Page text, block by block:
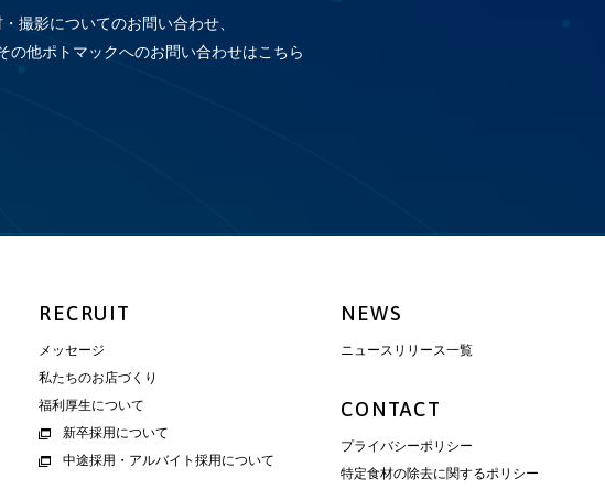
撮影についてのお問い合わせ、
の他ポトマックへのお問い合わせはこちら
RECRUIT
メッセージ
私たちのお店づくり
福利厚生について
新卒採用について
中途採用・アルバイト採用について
NEWS
ニュースリリース一覧
CONTACT
プライバシーポリシー
特定食材の除去に関するポリシー